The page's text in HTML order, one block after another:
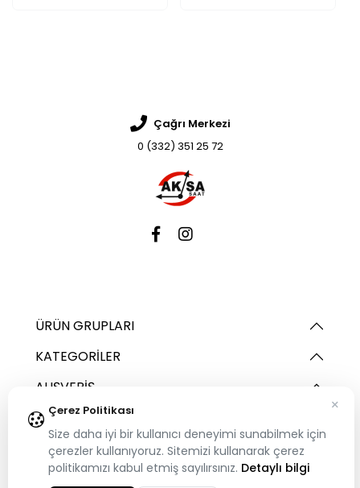
Çağrı Merkezi
0 (332) 351 25 72
ÜRÜN GRUPLARI
KATEGORILER
ALIŞVERIŞ
ÜYELIK
İNTERAKTIF
GENEL
Çerez Politikası
Size daha iyi bir kullanıcı deneyimi sunabilmek için
çerezler kullanıyoruz. Sitemizi kullanarak çerez
politikamızı kabul etmiş sayılırsınız. Detaylı bilgi
×